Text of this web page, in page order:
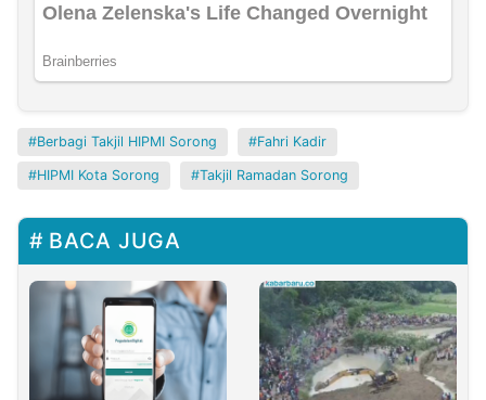
Berbagi Takjil HIPMI Sorong Fahri Kadir
HIPMI Kota Sorong Takjil Ramadan Sorong
BACA JUGA